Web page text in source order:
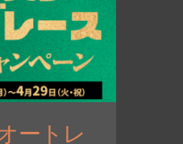
ートレ